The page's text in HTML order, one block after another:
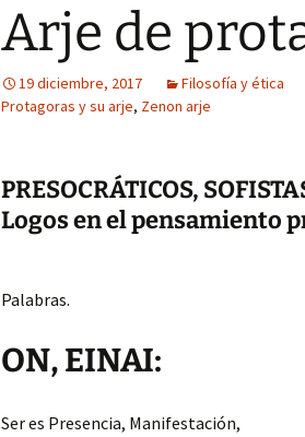
Arje de
19 diciembre, 2017 Filosofía y ética
Protagoras y su arje, Zenon arje
PRESOCRÁTICOS,
Logos en el pensamiento
Palabras.
ON, EINAI:
Ser es Presencia, Manifestación,